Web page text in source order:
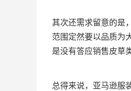
其次还需求留意的是
范围定然要以品质为
是没有答应销售皮草
总得来说，亚马逊服